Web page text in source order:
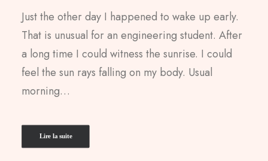
Just the other day I happened to wake up early.
That is unusual for an engineering student. After
a long time I could witness the sunrise. I could
feel the sun rays falling on my body. Usual
morning…
Lire la suite